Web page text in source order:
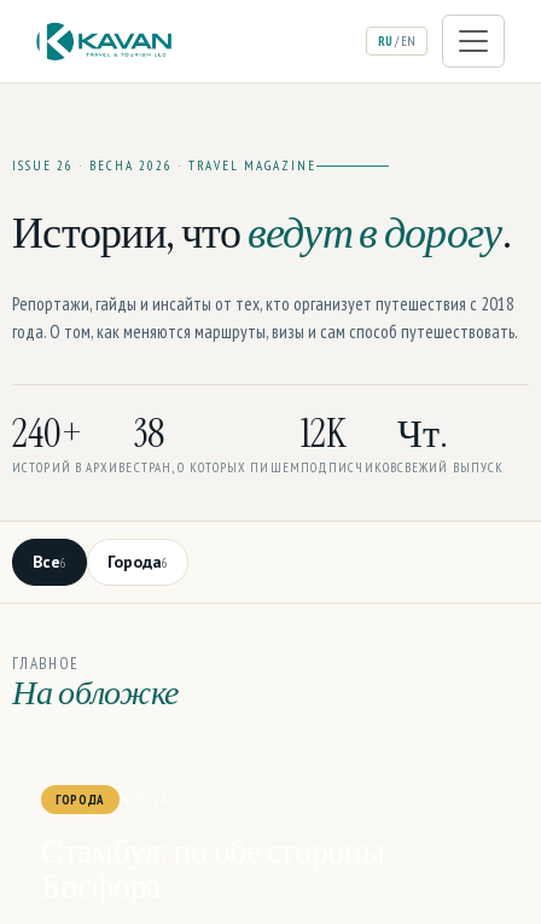
RU /EN
ISSUE 26 · ВЕСНА 2026 · TRAVEL MAGAZINE
Истории, чтоведут в дорогу.
Репортажи, гайды и инсайты от тех, кто организует путешествия с 2018
года. О том, как меняются маршруты, визы и сам способ путешествовать.
240+
ИСТОРИЙ В АРХИВЕ
38
СТРАН, О КОТОРЫХ ПИШЕМ
12K
ПОДПИСЧИКОВ
Чт.
СВЕЖИЙ ВЫПУСК
Все6 Города6
ГЛАВНОЕ
На обложке
ГОРОДА ГОРОДА